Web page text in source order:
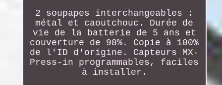
2 soupapes interchangeables :
métal et caoutchouc. Durée de
vie de la batterie de 5 ans et
couverture de 98%. Copie à 100%
de l'ID d'origine. Capteurs MX-
Press-in programmables, faciles
à installer.